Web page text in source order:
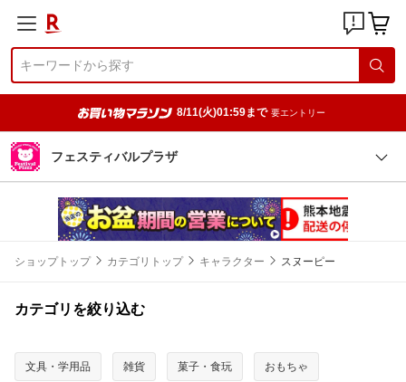
8/11(火)01:59まで 要エントリー
フェスティバルプラザ
ショップトップ カテゴリトップ キャラクター スヌーピー
カテゴリを絞り込む
文具・学用品 雑貨 菓子・食玩 おもちゃ